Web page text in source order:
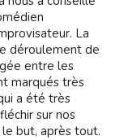
La
déroulement de
entre les
marqués très
a été très
sur nos
but, après tout.